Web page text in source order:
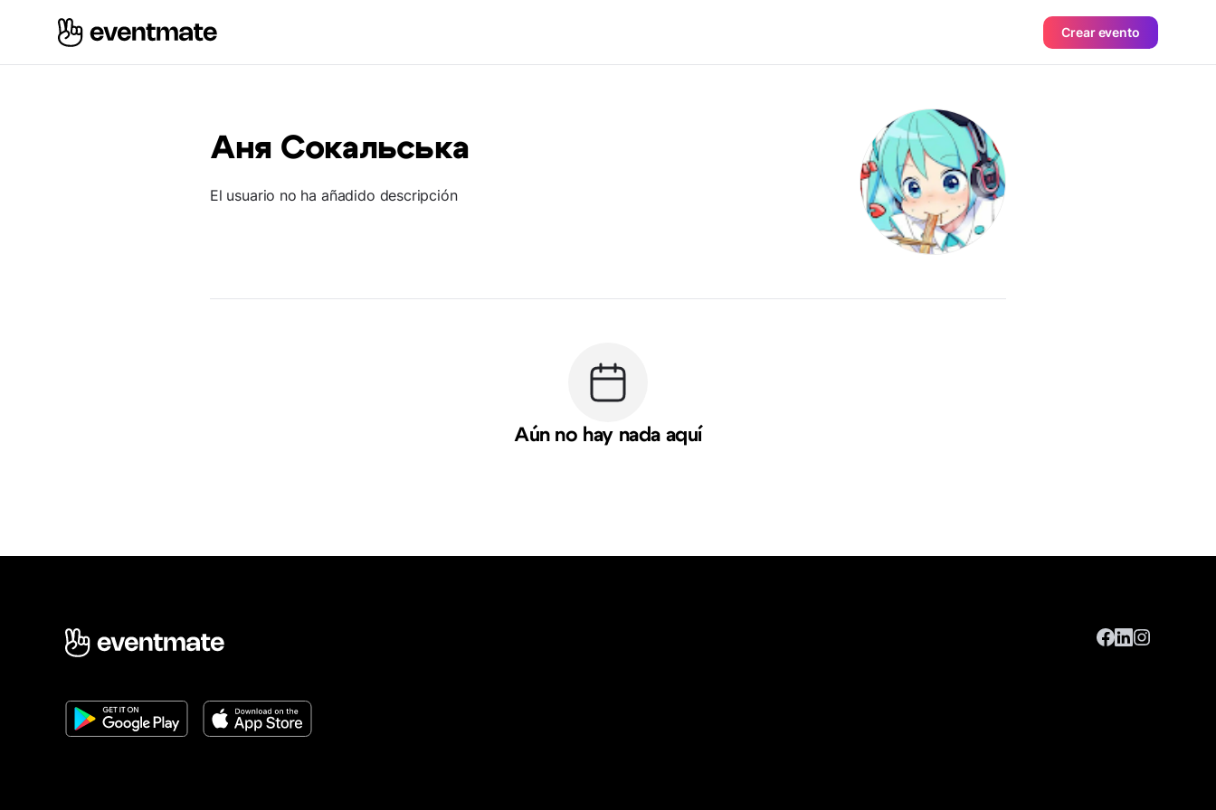
Crear evento
Аня Сокальська
El usuario no ha añadido descripción
Aún no hay nada aquí